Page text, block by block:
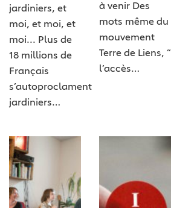
jardiniers, et
moi, et moi, et
moi... Plus de
18 millions de
Français
s’autoproclament
jardiniers…
à venir Des
mots même du
mouvement ​
Terre de Liens​, “​
l’accès…